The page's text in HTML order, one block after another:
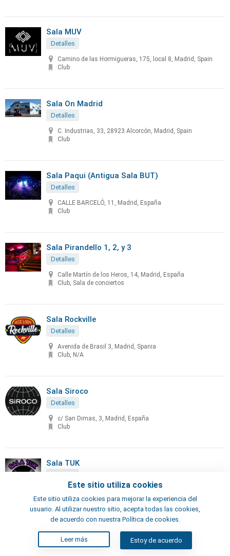
Sala MUV
Detalles
Camino de las Hormigueras, 175, local 8, Madrid, Spain
Club
Sala On Madrid
Detalles
C. Industrias, 33, 28923 Alcorcón, Madrid, Spain
Club
Sala Paqui (Antigua Sala BUT)
Detalles
CALLE BARCELÓ, 11, Madrid, España
Club
Sala Pirandello 1, 2, y 3
Detalles
Calle Martín de los Heros, 14, Madrid, España
Club, Sala de conciertos
Sala Rockville
Detalles
Avenida de Brasil 3, Madrid, Spania
Club, N/A
Sala Siroco
Detalles
c/ San Dimas, 3, Madrid, España
Club
Sala TUK
Bar, Club
Salvaora Brown
Detalles
Este sitio utiliza cookies
Este sitio utiliza cookies para mejorar la experiencia del
usuario. Al utilizar nuestro sitio, acepta todas las cookies,
de acuerdo con nuestra Política de cookies.
Leer más Estoy de acuerdo